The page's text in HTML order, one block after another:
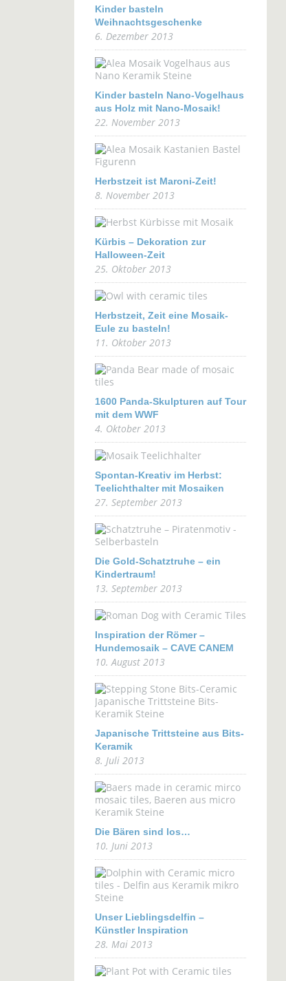
Kinder basteln
Weihnachtsgeschenke
6. Dezember 2013
Kinder basteln Nano-Vogelhaus
aus Holz mit Nano-Mosaik!
22. November 2013
Herbstzeit ist Maroni-Zeit!
8. November 2013
Kürbis – Dekoration zur
Halloween-Zeit
25. Oktober 2013
Herbstzeit, Zeit eine Mosaik-
Eule zu basteln!
11. Oktober 2013
1600 Panda-Skulpturen auf Tour
mit dem WWF
4. Oktober 2013
Spontan-Kreativ im Herbst:
Teelichthalter mit Mosaiken
27. September 2013
Die Gold-Schatztruhe – ein
Kindertraum!
13. September 2013
Inspiration der Römer –
Hundemosaik – CAVE CANEM
10. August 2013
Japanische Trittsteine aus Bits-
Keramik
8. Juli 2013
Die Bären sind los…
10. Juni 2013
Unser Lieblingsdelfin –
Künstler Inspiration
28. Mai 2013